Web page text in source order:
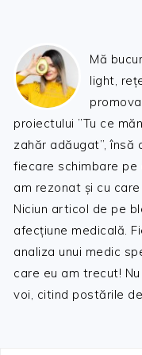
Mă
light,
proiectului ”Tu ce
zahăr adăugat”,
fiecare schimbare
am rezonat și cu
Niciun articol de pe
afecțiune medicală.
analiza unui medic
care eu am trecut!
voi, citind postările